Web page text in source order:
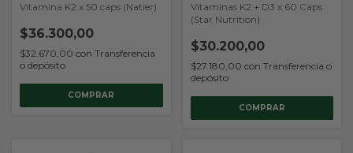
Vitamina K2 x 50 caps (Natier)
$36.300,00
$32.670,00 con Transferencia
o depósito
Vitaminas K2 + D3 x 60 Caps
(Star Nutrition)
$30.200,00
$27.180,00 con Transferencia o
depósito